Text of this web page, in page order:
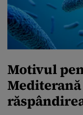
Motivul